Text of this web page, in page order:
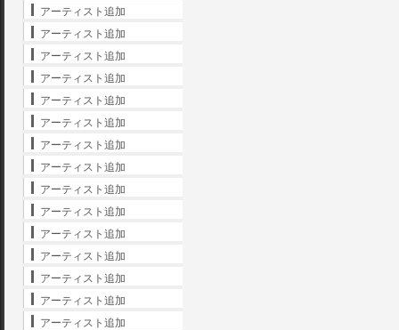
アーティスト追加
アーティスト追加
アーティスト追加
アーティスト追加
アーティスト追加
アーティスト追加
アーティスト追加
アーティスト追加
アーティスト追加
アーティスト追加
アーティスト追加
アーティスト追加
アーティスト追加
アーティスト追加
アーティスト追加